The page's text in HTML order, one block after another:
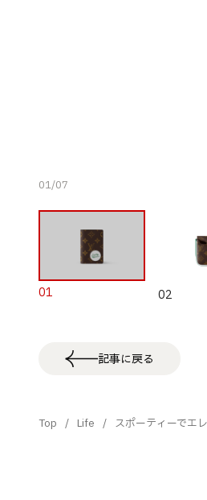
01/07
01 02
記事に戻る
Top Life スポーティーでエ